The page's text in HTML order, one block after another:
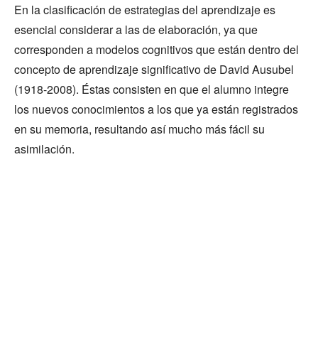
En la clasificación de estrategias del aprendizaje es
esencial considerar a las de elaboración, ya que
corresponden a modelos cognitivos que están dentro del
concepto de aprendizaje significativo de David Ausubel
(1918-2008). Éstas consisten en que el alumno integre
los nuevos conocimientos a los que ya están registrados
en su memoria, resultando así mucho más fácil su
asimilación.